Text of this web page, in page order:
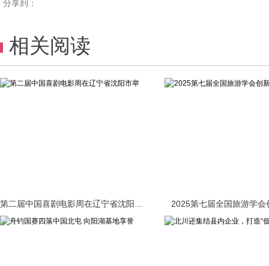
分享到：
相关阅读
2025第七届全国旅游学会